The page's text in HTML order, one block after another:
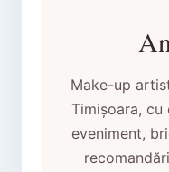
Make-up
Timișoara, cu
eveniment,